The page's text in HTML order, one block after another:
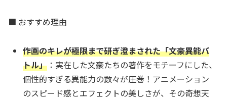
■ おすすめ理由
作画のキレが極限まで研ぎ澄まされた「文豪異能バ
トル」 ：実在した文豪たちの著作をモチーフにした、
個性的すぎる異能力の数々が圧巻！アニメーション
のスピード感とエフェクトの美しさが、その奇想天